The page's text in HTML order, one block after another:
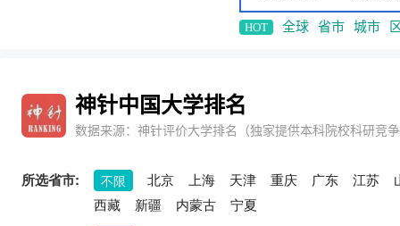
HOT 全球 省市 城市
神针中国大学排名
数据来源：神针评价大学排名（独家提供本科院校科研竞
所选省市: 不限 北京 上海 天津 重庆 广东 江苏
西藏
新疆 内蒙古 宁夏